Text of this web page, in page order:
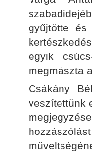
gyűjtötte
egyik
megmászta
Csákány
veszítettünk